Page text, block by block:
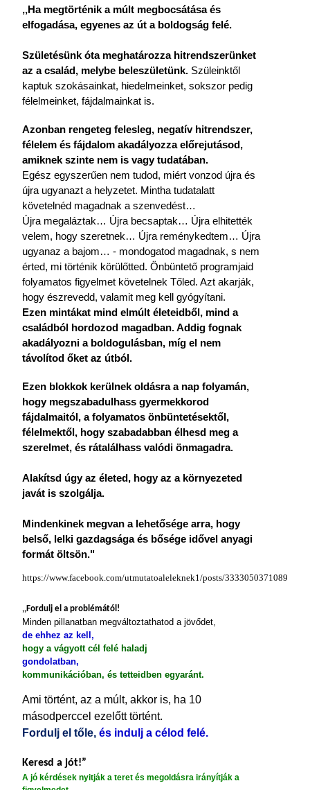
,,Ha megtörténik a múlt megbocsátása és
elfogadása, egyenes az út a boldogság felé.
Születésünk óta meghatározza hitrendszerünket
az a család, melybe beleszületünk. Szüleinktől
kaptuk szokásainkat, hiedelmeinket, sokszor pedig
félelmeinket, fájdalmainkat is.
Azonban rengeteg felesleg, negatív hitrendszer,
félelem és fájdalom akadályozza előrejutásod,
amiknek szinte nem is vagy tudatában.
Egész egyszerűen nem tudod, miért vonzod újra és
újra ugyanazt a helyzetet. Mintha tudatalatt
követelnéd magadnak a szenvedést…
Újra megaláztak… Újra becsaptak… Újra elhitették
velem, hogy szeretnek… Újra reménykedtem… Újra
ugyanaz a bajom… - mondogatod magadnak, s nem
érted, mi történik körülőtted. Önbüntető programjaid
folyamatos figyelmet követelnek Tőled. Azt akarják,
hogy észrevedd, valamit meg kell gyógyítani.
Ezen mintákat mind elmúlt életeidből, mind a
családból hordozod magadban. Addig fognak
akadályozni a boldogulásban, míg el nem
távolítod őket az útból.
Ezen blokkok kerülnek oldásra a nap folyamán,
hogy megszabadulhass gyermekkorod
fájdalmaitól, a folyamatos önbüntetésektől,
félelmektől, hogy szabadabban élhesd meg a
szerelmet, és rátalálhass valódi önmagadra.
Alakítsd úgy az életed, hogy az a környezeted
javát is szolgálja.
Mindenkinek megvan a lehetősége arra, hogy
belső, lelki gazdagsága és bősége idővel anyagi
formát öltsön."
https://www.facebook.com/utmutatoaleleknek1/posts/333305037108942:0
,,Fordulj el a problémától!
Minden pillanatban megváltoztathatod a jövődet,
de ehhez az kell,
hogy a vágyott cél felé haladj
gondolatban,
kommunikációban, és tetteidben egyaránt.
Ami történt, az a múlt, akkor is, ha 10
másodperccel ezelőtt történt.
Fordulj el tőle, és indulj a célod felé.
Keresd a jót!”
A jó kérdések nyitják a teret és megoldásra irányítják a